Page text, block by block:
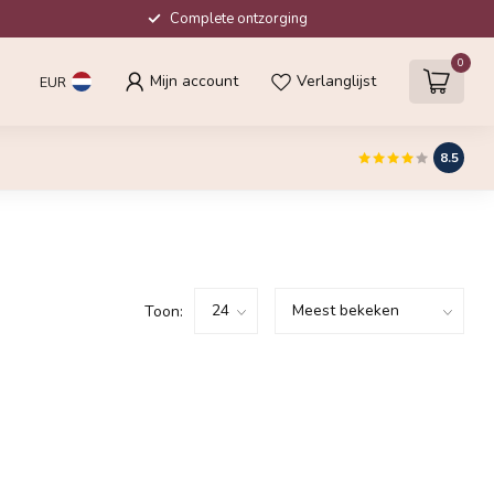
Complete ontzorging
EUR Mijn account Verlanglijst
0
8.5
Toon: